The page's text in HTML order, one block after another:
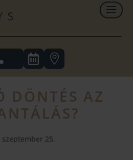
 
DÖNTÉS AZ
szeptember 25.